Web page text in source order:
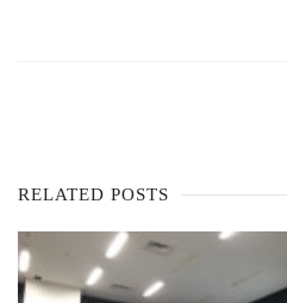
RELATED POSTS